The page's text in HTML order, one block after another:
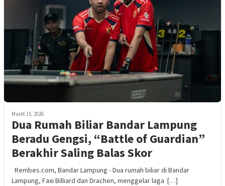
Maret 15, 2026
Dua Rumah Biliar Bandar Lampung
Beradu Gengsi, “Battle of Guardian”
Berakhir Saling Balas Skor
Rembes.com, Bandar Lampung - Dua rumah biliar di Bandar
Lampung, Faxi Billiard dan Drachen, menggelar laga […]